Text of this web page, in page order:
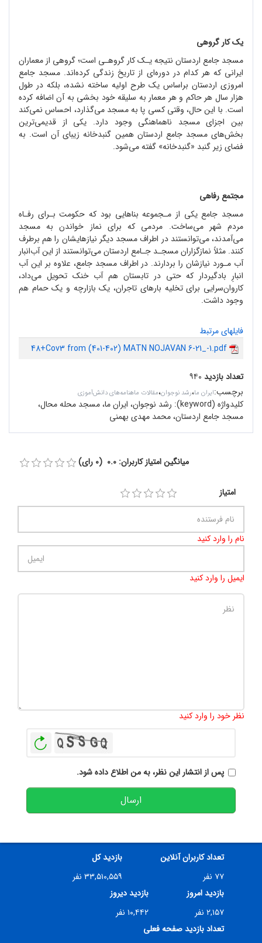
یک کار گروهی
مسجد جامع اردستان نتیجه یـک کار گروهـی ا‌ست؛ گروهی از معماران
ایرانی که هر کدام در دوره‌ای از تاریخ زندگی ‌کرده‌اند. مسجد جامع
امروزی اردستان براساس یک طرح اولیه ساخته نشده، بلکه در طول
هزار سال هر حاکم و هر معمار به سلیقه خود بخشی به آن اضافه کرده
است. با این حال، وقتی کسی پا به مسجد می‌گذارد، احساس نمی‌کند
بین اجزای مسجد ناهماهنگی وجود دارد. یکی از قدیمی‌ترین
بخش‌های مسجد جامع اردستان همین گنبدخانه زیبای آن است. به
فضای زیر گنبد «گنبدخانه» گفته می‌شود.
مجتمع رفاهی
مسجد جامع یکی از مـجموعه‌ بناهایی بود که حکومت بـرای رفـاه
مردم شهر می‌ساخت. مردمی که برای نماز خواندن به مسجد
می‌آمدند، می‌توانستند در اطراف مسجد دیگر نیازهایشان را هم برطرف
کنند. مثلاً نمازگزاران مسجـد جـامع اردستان می‌توانستند از این آب‌انبار
آب مـورد نیازشان را بردارند. در اطراف مسجد جامع، علاوه بر این آب
انبارِ بادگیردار که حتی در تابستان هم آب خنک تحویل می‌داد،
کاروان‌سرایی برای تخلیه بارهای تاجران، یک بازارچه و یک حمام هم
وجود داشت.
فایلهای مرتبط
48+Cov3 from (401-402) MATN NOJAVAN 6-21_-1.pdf
تعداد بازدید ۹۴۰
برچسب:ایران ما،رشد نوجوان،مقالات ماهنامه‌های دانش‌آموزی
کلیدواژه (keyword):
رشد نوجوان، ایران ما، مسجد محله محال،
مسجد جامع اردستان، محمد مهدی بهمنی
میانگین امتیاز کاربران: 0.0 (0 رای)
امتیاز
نام را وارد کنید
ایمیل را وارد کنید
نظر خود را وارد کنید
پس از انتشار این نظر، به من اطلاع داده شود.
ارسال
تعداد کاربران آنلاین
۷۷ نفر
بازدید کل
۳۳,۵۱۰,۵۵۹ نفر
بازدید امروز
۲,۱۵۷ نفر
بازدید دیروز
۱۰,۴۴۲ نفر
تعداد بازدید صفحه فعلی